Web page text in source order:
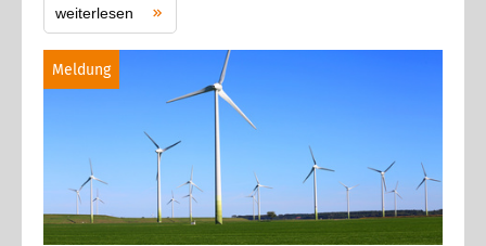
weiterlesen
Meldung